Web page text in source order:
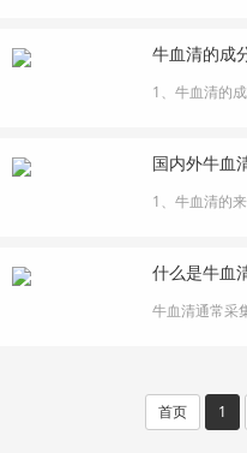
定品牌的血清
牌的血清以避
牛血清的成
1、牛血清的
殖。表1：牛
白、球蛋白）
国内外牛血
1、牛血清的
或在屠宰后发
「供体牛」。
什么是牛血
牛血清通常采
受机械损伤、
体外培养的早
首页 1